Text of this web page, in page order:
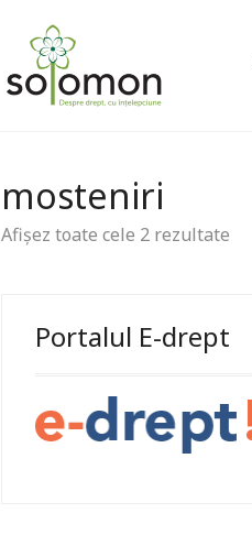
mosteniri
Afișez toate cele 2 rezultate
Portalul E-drept